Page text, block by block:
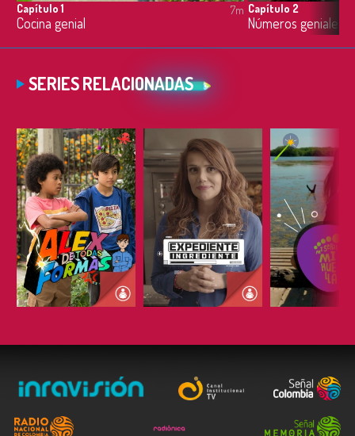
Capítulo 1
Cocina genial
7m Capítulo 2
Números geniales
SERIES RELACIONADAS
ESCUCHAR ESCUCHAR